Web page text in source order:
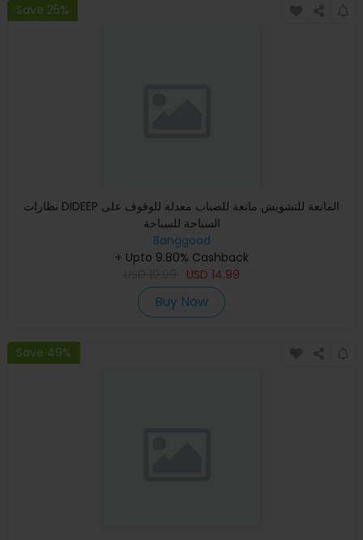
Save 25%
نظارات DIDEEP المانعة للتشويش مانعة للضباب معدلة للوقوف على
السباحة للسباحة
Banggood
+ Upto 9.80% Cashback
USD 14.99
Buy Now
Save 49%